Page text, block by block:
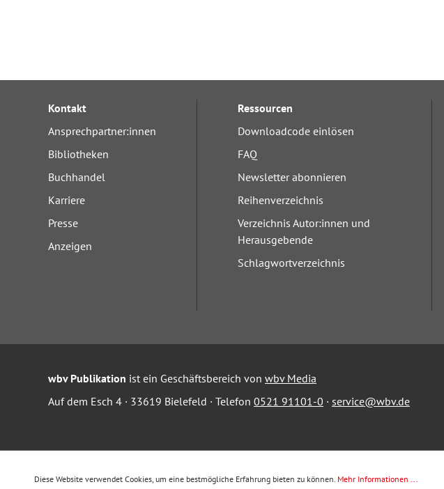
Kontakt
Ansprechpartner:innen
Bibliotheken
Buchhandel
Karriere
Presse
Anzeigen
Ressourcen
Downloadcode einlösen
FAQ
Newsletter abonnieren
Reihenverzeichnis
Verzeichnis Autor:innen und
Herausgebende
Schlagwortverzeichnis
wbv Publikation ist ein Geschäftsbereich von wbv Media
Auf dem Esch 4 · 33619 Bielefeld · Telefon 0521 91101-0 · service@wbv.de
Diese Website verwendet Cookies, um eine bestmögliche Erfahrung bieten zu können. Mehr Informationen ...